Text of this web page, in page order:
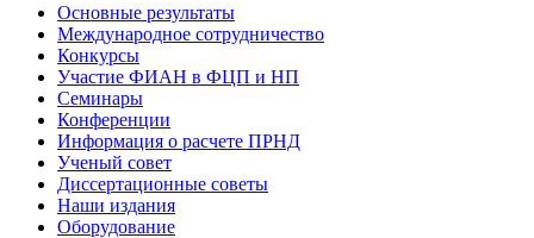
Основные результаты
Международное сотрудничество
Конкурсы
Участие ФИАН в ФЦП и НП
Семинары
Конференции
Информация о расчете ПРНД
Ученый совет
Диссертационные советы
Наши издания
Оборудование